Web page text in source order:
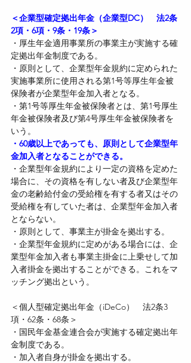
＜企業型確定拠出年金（企業型DC）　法2条
2項・6項・9条・19条＞
・厚生年金適用事業所の事業主が実施する確
定拠出年金制度である。
・原則として、企業型年金規約に定められた
実施事業所に使用される第1号等厚生年金被
保険者が企業型年金加入者となる。
・第1号等厚生年金被保険者とは、第1号厚生
年金被保険者及び第4号厚生年金被保険者を
いう。
・60歳以上であっても、原則として企業型年
金加入者となることができる。
・企業型年金規約により一定の資格を定めた
場合に、その資格を有しない者及び企業型年
金の老齢給付金の受給権を有する者又はその
受給権を有していた者は、企業型年金加入者
とならない。
・原則として、事業主が掛金を拠出する。
・企業型年金規約に定めがある場合には、企
業型年金加入者も事業主掛金に上乗せして加
入者掛金を拠出することができる。これをマ
ッチング拠出という。
＜個人型確定拠出年金（iDeCo）　法2条3
項・62条・68条＞
・国民年金基金連合会が実施する確定拠出年
金制度である。
・加入者自身が掛金を拠出する。